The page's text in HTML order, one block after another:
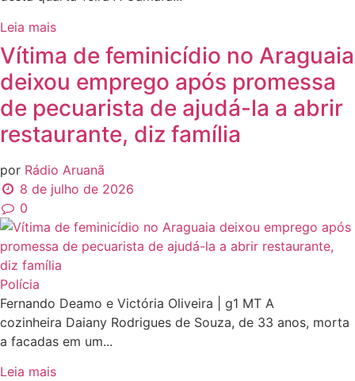
Leia mais
Vítima de feminicídio no Araguaia
deixou emprego após promessa
de pecuarista de ajudá-la a abrir
restaurante, diz família
por Rádio Aruanã
8 de julho de 2026
0
Polícia
Fernando Deamo e Victória Oliveira | g1 MT A
cozinheira Daiany Rodrigues de Souza, de 33 anos, morta
a facadas em um...
Leia mais